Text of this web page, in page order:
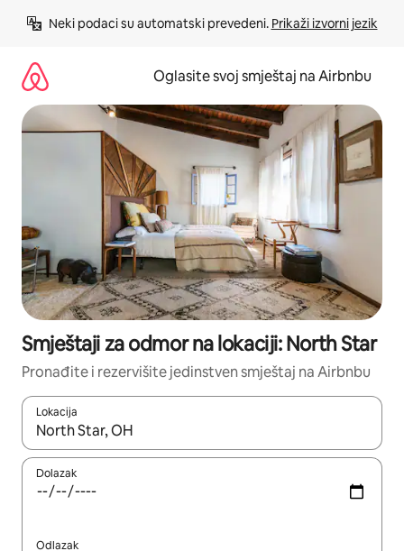
Neki podaci su automatski prevedeni. Prikaži izvorni jezik
Oglasite svoj smještaj na Airbnbu
Smještaji za odmor na lokaciji: North Star
Pronađite i rezervišite jedinstven smještaj na Airbnbu
Lokacija
Kad rezultati budu dostupni, krećite se gore i dolje pomoću
Dolazak
Odlazak